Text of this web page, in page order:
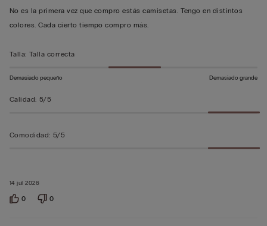
5
sobre
14 jul 2026
No es la primera vez que compro estás camisetas. Tengo en distintos
colores. Cada cierto tiempo compro más.
Talla: Talla correcta
Demasiado pequeño Demasiado grande
Calidad: 5/5
Comodidad: 5/5
0 0